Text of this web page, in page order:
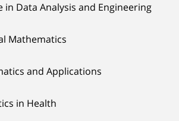
in Data Analysis and Engineering
Mathematics
and Applications
in Health